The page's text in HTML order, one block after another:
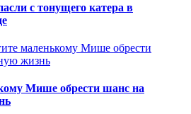
с тонущего катера в
Мише обрести шанс на